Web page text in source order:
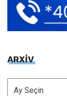
ARXİV
ARXİV